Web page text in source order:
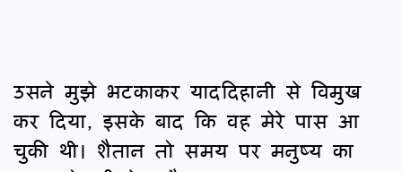
उसने मुझे भटकाकर याददिहानी से विमुख
कर दिया, इसके बाद कि वह मेरे पास आ
चुकी थी। शैतान तो समय पर मनुष्य का